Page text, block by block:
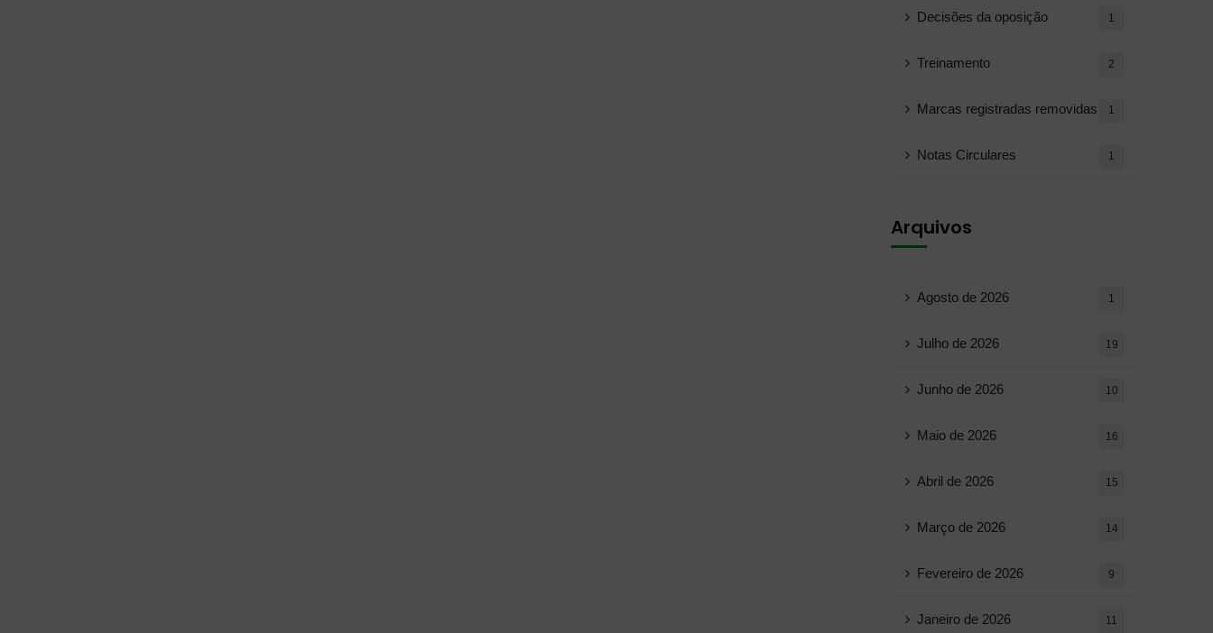
Decisões da oposição 1
Treinamento 2
Marcas registradas removidas 1
Notas Circulares 1
Arquivos
Agosto de 2026 1
Julho de 2026 19
Junho de 2026 10
Maio de 2026 16
Abril de 2026 15
Março de 2026 14
Fevereiro de 2026 9
Janeiro de 2026 11